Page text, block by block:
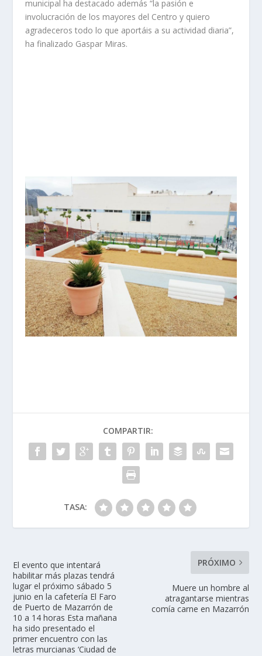
municipal ha destacado además “la pasión e
involucración de los mayores del Centro y quiero
agradeceros todo lo que aportáis a su actividad diaria”,
ha finalizado Gaspar Miras.
COMPARTIR:
TASA:
El evento que intentará
habilitar más plazas tendrá
lugar el próximo sábado 5
junio en la cafetería El Faro
de Puerto de Mazarrón de
10 a 14 horas Esta mañana
ha sido presentado el
primer encuentro con las
letras murcianas ‘Ciudad de
PRÓXIMO
Muere un hombre al
atragantarse mientras
comía carne en Mazarrón